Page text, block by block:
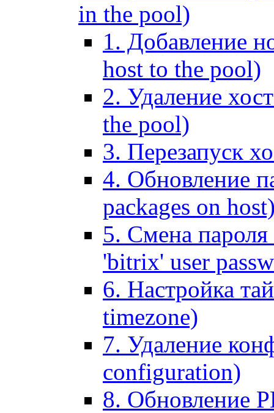
in the pool)
1. Добавление
host to the pool)
2. Удаление
the pool)
3. Перезапуск
4. Обновление
packages on
5. Смена пароля
'bitrix' user
6. Настройка
timezone)
7. Удаление
configuration)
8. Обновление